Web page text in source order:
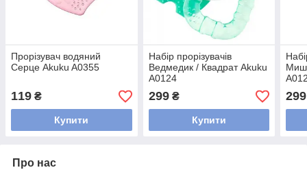
Прорізувач водяний
Серце Akuku A0355
119 ₴
Купити
Набір прорізувачів
Ведмедик / Квадрат Akuku
A0124
299₴
Купити
299
Про нас